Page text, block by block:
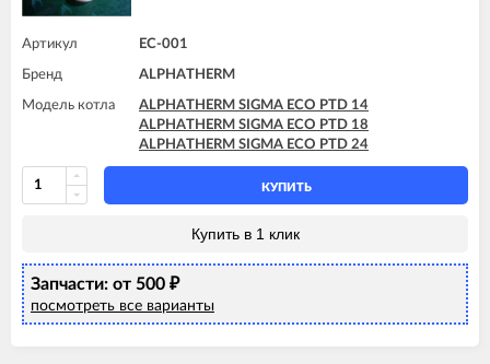
Артикул EC-001
Бренд ALPHATHERM
Модель котла
ALPHATHERM SIGMA ECO PTD 14
ALPHATHERM SIGMA ECO PTD 18
ALPHATHERM SIGMA ECO PTD 24
КУПИТЬ
Купить в 1 клик
Запчасти: от 500 ₽
посмотреть все варианты